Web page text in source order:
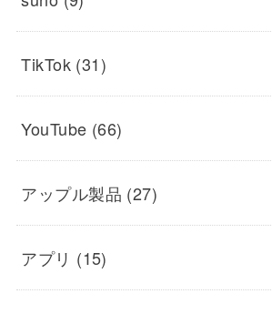
TikTok (31)
YouTube (66)
アップル製品 (27)
アプリ (15)